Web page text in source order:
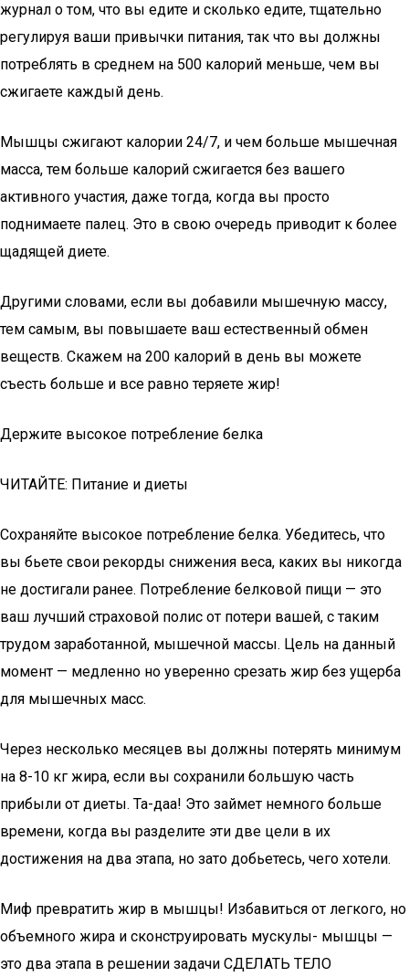
журнал о том, что вы едите и сколько едите, тщательно
регулируя ваши привычки питания, так что вы должны
потреблять в среднем на 500 калорий меньше, чем вы
сжигаете каждый день.
Мышцы сжигают калории 24/7, и чем больше мышечная
масса, тем больше калорий сжигается без вашего
активного участия, даже тогда, когда вы просто
поднимаете палец. Это в свою очередь приводит к более
щадящей диете.
Другими словами, если вы добавили мышечную массу,
тем самым, вы повышаете ваш естественный обмен
веществ. Скажем на 200 калорий в день вы можете
съесть больше и все равно теряете жир!
Держите высокое потребление белка
ЧИТАЙТЕ: Питание и диеты
Сохраняйте высокое потребление белка. Убедитесь, что
вы бьете свои рекорды снижения веса, каких вы никогда
не достигали ранее. Потребление белковой пищи — это
ваш лучший страховой полис от потери вашей, с таким
трудом заработанной, мышечной массы. Цель на данный
момент — медленно но уверенно срезать жир без ущерба
для мышечных масс.
Через несколько месяцев вы должны потерять минимум
на 8-10 кг жира, если вы сохранили большую часть
прибыли от диеты. Та-даа! Это займет немного больше
времени, когда вы разделите эти две цели в их
достижения на два этапа, но зато добьетесь, чего хотели.
Миф превратить жир в мышцы! Избавиться от легкого, но
объемного жира и сконструировать мускулы- мышцы —
это два этапа в решении задачи СДЕЛАТЬ ТЕЛО